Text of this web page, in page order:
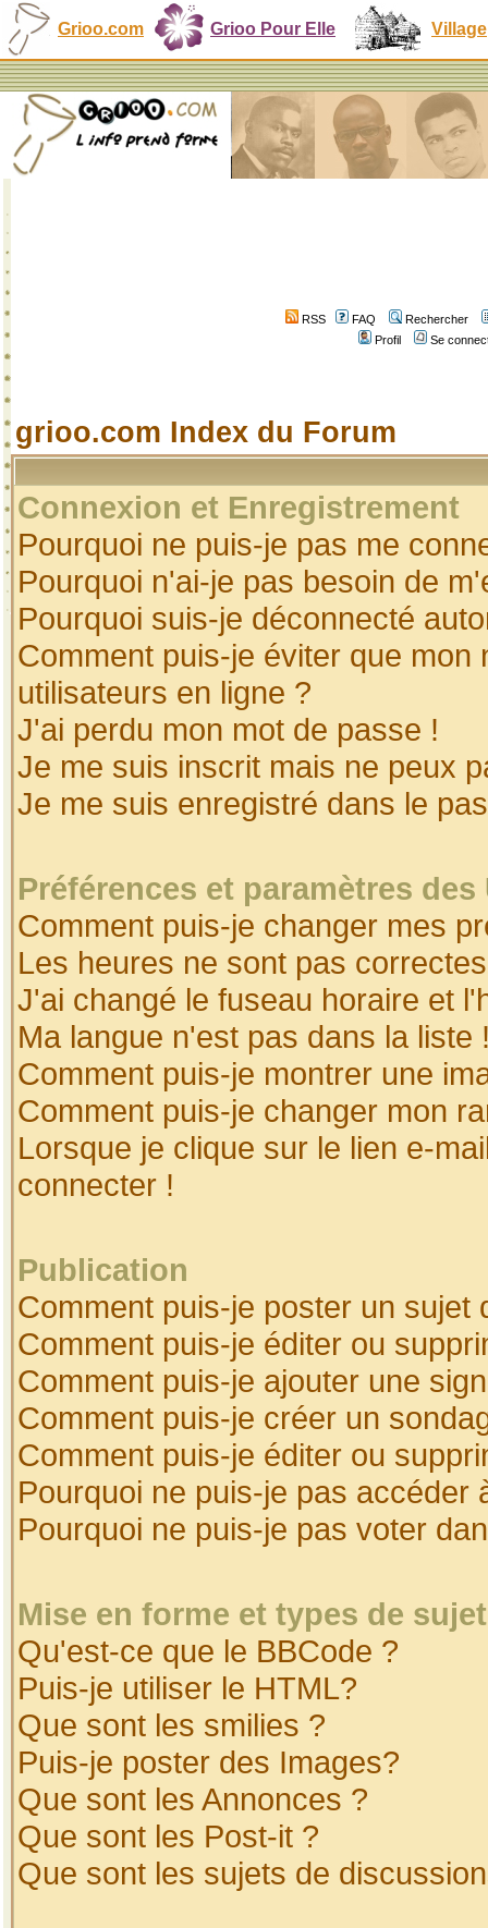
Grioo.com Grioo Pour Elle Village
RSS FAQ
Rechercher
Profil
Se
grioo.com Index du Forum
Connexion et Enregistrement
Pourquoi ne puis-je pas me
Pourquoi n'ai-je pas besoin de
Pourquoi suis-je déconnecté
Comment puis-je éviter que
utilisateurs en ligne ?
J'ai perdu mon mot de passe !
Je me suis inscrit mais ne peux
Je me suis enregistré dans le
Préférences et paramètres
Comment puis-je changer mes
Les heures ne sont pas
J'ai changé le fuseau horaire et
Ma langue n'est pas dans la liste
Comment puis-je montrer une
Comment puis-je changer mon
Lorsque je clique sur le lien e-
connecter !
Publication
Comment puis-je poster un sujet
Comment puis-je éditer ou
Comment puis-je ajouter une
Comment puis-je créer un
Comment puis-je éditer ou
Pourquoi ne puis-je pas accéder
Pourquoi ne puis-je pas voter
Mise en forme et types de
Qu'est-ce que le BBCode ?
Puis-je utiliser le HTML?
Que sont les smilies ?
Puis-je poster des Images?
Que sont les Annonces ?
Que sont les Post-it ?
Que sont les sujets de